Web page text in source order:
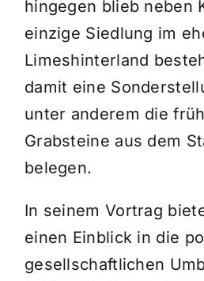
hingegen blieb neben
einzige Siedlung im
Limeshinterland
damit eine
unter anderem die
Grabsteine aus dem
belegen.
In seinem Vortrag
einen Einblick in die
gesellschaftlichen